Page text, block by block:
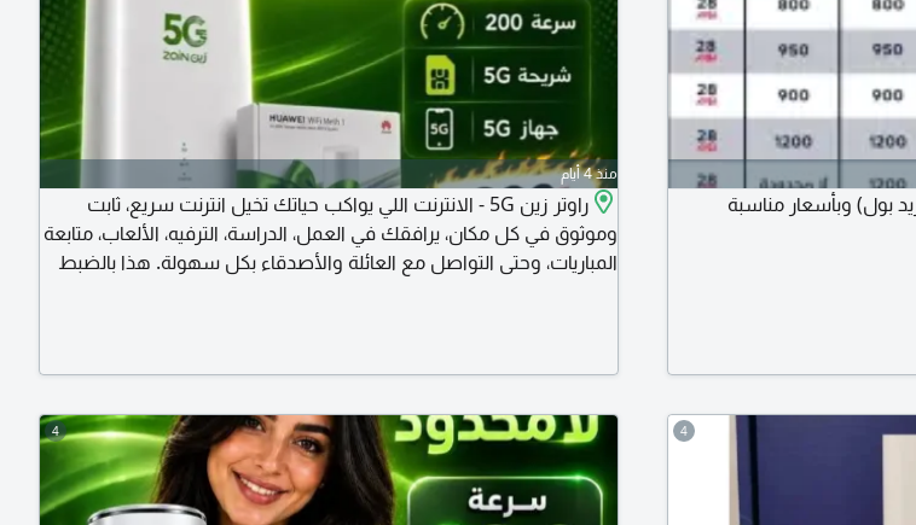
بول) وبأسعار مناسبة
منذ 4 أيام
راوتر زين 5G - الانترنت اللي يواكب حياتك تخيل انترنت سريع، ثابت
وموثوق في كل مكان، يرافقك في العمل، الدراسة، الترفيه، الألعاب، متابعة
المباريات، وحتى التواصل مع العائلة والأصدقاء بكل سهولة. هذا بالضبط
4
4